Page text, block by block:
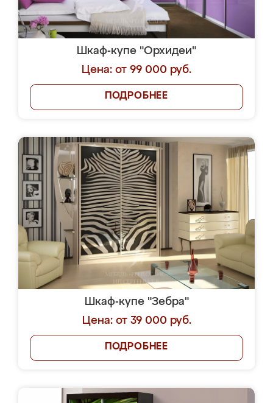
Шкаф-купе "Орхидеи"
Цена: от 99 000 руб.
ПОДРОБНЕЕ
Шкаф-купе "Зебра"
Цена: от 39 000 руб.
ПОДРОБНЕЕ